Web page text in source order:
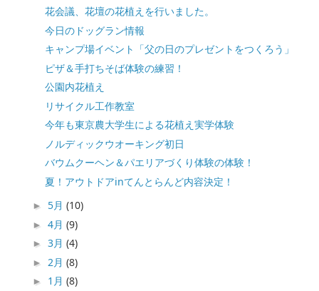
花会議、花壇の花植えを行いました。
今日のドッグラン情報
キャンプ場イベント「父の日のプレゼントをつくろう」
ピザ＆手打ちそば体験の練習！
公園内花植え
リサイクル工作教室
今年も東京農大学生による花植え実学体験
ノルディックウオーキング初日
バウムクーヘン＆パエリアづくり体験の体験！
夏！アウトドアinてんとらんど内容決定！
► 5月(10)
►4月(9)
►3月(4)
► 2月(8)
► 1月(8)